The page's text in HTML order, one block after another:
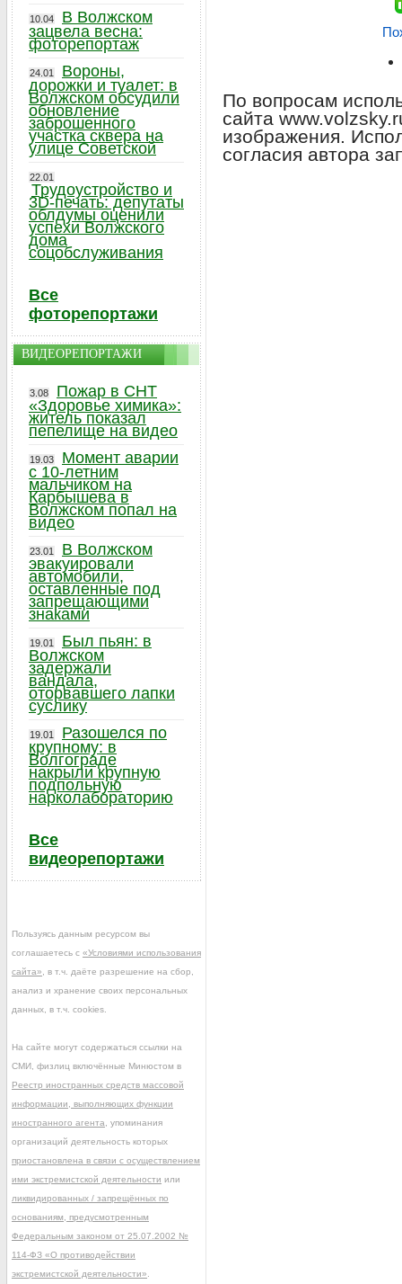
По вопросам
сайта
изображения.
согласия автора
10.04
В Волжском
зацвела весна:
фоторепортаж
24.01
Вороны,
дорожки и туалет: в
Волжском обсудили
обновление
заброшенного
участка сквера на
улице Советской
22.01
Трудоустройство и
3D-печать: депутаты
облдумы оценили
успехи Волжского
дома
соцобслуживания
Все
фоторепортажи
ВИДЕОРЕПОРТАЖИ
3.08
Пожар в СНТ
«Здоровье химика»:
житель показал
пепелище на видео
19.03
Момент аварии
с 10-летним
мальчиком на
Карбышева в
Волжском попал на
видео
23.01
В Волжском
эвакуировали
автомобили,
оставленные под
запрещающими
знаками
19.01
Был пьян: в
Волжском
задержали
вандала,
оторвавшего лапки
суслику
19.01
Разошелся по
крупному: в
Волгограде
накрыли крупную
подпольную
нарколабораторию
Все
видеорепортажи
Пользуясь данным ресурсом вы
соглашаетесь с «Условиями использования
сайта» , в т.ч. даёте разрешение на сбор,
анализ и хранение своих персональных
данных, в т.ч. cookies.
На сайте могут содержаться ссылки на
СМИ, физлиц включённые Минюстом в
Реестр иностранных средств массовой
информации, выполняющих функции
иностранного агента , упоминания
организаций деятельность которых
приостановлена в связи с осуществлением
ими экстремистской деятельности или
ликвидированных / запрещённых по
основаниям, предусмотренным
Федеральным законом от 25.07.2002 №
114-ФЗ «О противодействии
экстремистской деятельности»